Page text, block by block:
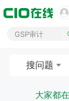

GMP审计
药品生产B证
医疗器械注册
药品上市后变更
搜问题
大家都